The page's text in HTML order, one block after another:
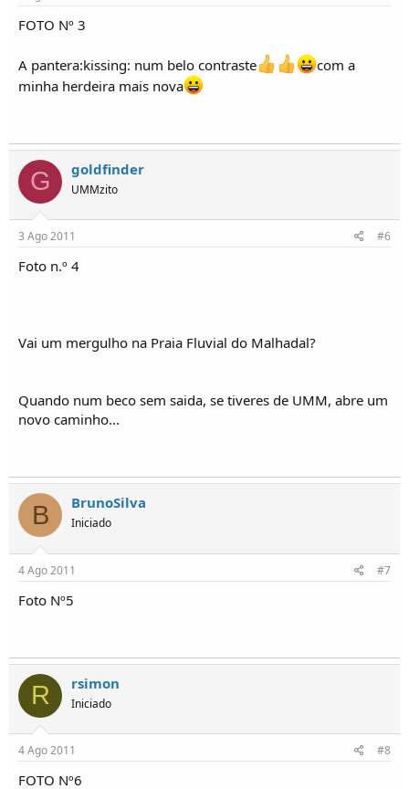
FOTO Nº 3
A pantera:kissing: num belo contraste
com a
minha herdeira mais nova
G goldfinder
UMMzito
3 Ago 2011 #6
Foto n.º 4
Vai um mergulho na Praia Fluvial do Malhadal?
Quando num beco sem saida, se tiveres de UMM, abre um
novo caminho...
B BrunoSilva
Iniciado
4 Ago 2011 #7
Foto Nº5
R rsimon
Iniciado
4 Ago 2011 #8
FOTO Nº6